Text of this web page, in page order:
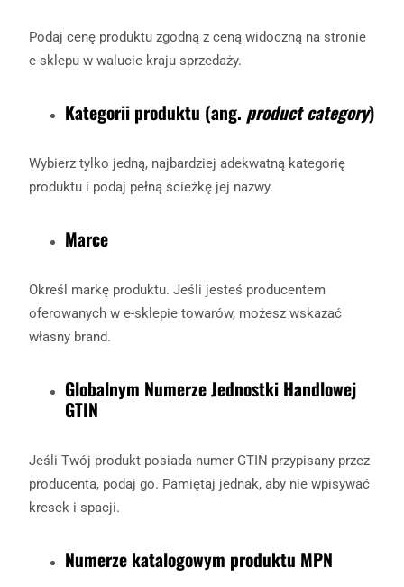
Podaj cenę produktu zgodną z ceną widoczną na stronie
e-sklepu w walucie kraju sprzedaży.
Kategorii produktu (ang. product category)
Wybierz tylko jedną, najbardziej adekwatną kategorię
produktu i podaj pełną ścieżkę jej nazwy.
Marce
Określ markę produktu. Jeśli jesteś producentem
oferowanych w e-sklepie towarów, możesz wskazać
własny brand.
Globalnym Numerze Jednostki Handlowej
GTIN
Jeśli Twój produkt posiada numer GTIN przypisany przez
producenta, podaj go. Pamiętaj jednak, aby nie wpisywać
kresek i spacji.
Numerze katalogowym produktu MPN